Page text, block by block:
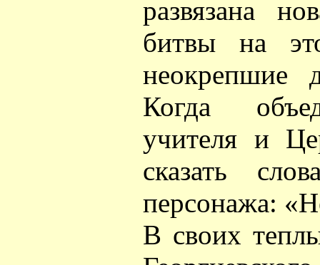
развязана
битвы на
неокрепшие
Когда
учителя и
сказать
персонажа:
В своих